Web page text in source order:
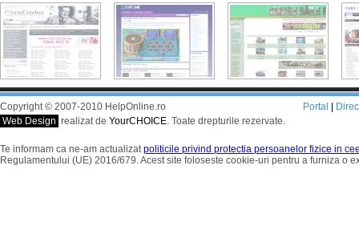
Copyright © 2007-2010 HelpOnline.ro
Web Design realizat de YourCHOICE. Toate drepturile rezervate.
Portal
Te informam ca ne-am actualizatpoliticile privind protectia persoanelor fizice in
Regulamentului (UE) 2016/679. Acest site foloseste cookie-uri pentru a furniza o